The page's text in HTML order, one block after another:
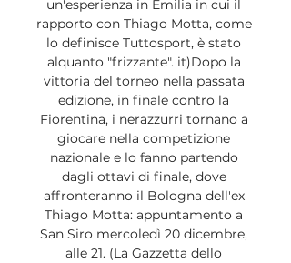
un'esperienza in Emilia in cui il
rapporto con Thiago Motta, come
lo definisce Tuttosport, è stato
alquanto "frizzante". it)Dopo la
vittoria del torneo nella passata
edizione, in finale contro la
Fiorentina, i nerazzurri tornano a
giocare nella competizione
nazionale e lo fanno partendo
dagli ottavi di finale, dove
affronteranno il Bologna dell'ex
Thiago Motta: appuntamento a
San Siro mercoledì 20 dicembre,
alle 21. (La Gazzetta dello